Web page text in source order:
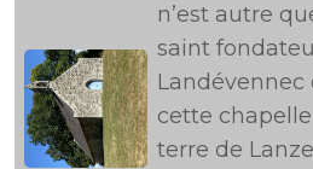
n’est autre
saint
Landévennec
cette
terre de